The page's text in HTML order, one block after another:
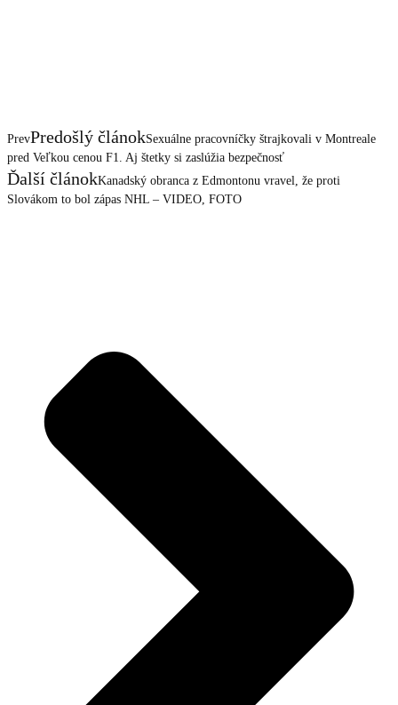
PrevPredošlý článokSexuálne pracovníčky štrajkovali v Montreale
pred Veľkou cenou F1. Aj štetky si zaslúžia bezpečnosť
Ďalší článokKanadský obranca z Edmontonu vravel, že proti
Slovákom to bol zápas NHL – VIDEO, FOTO